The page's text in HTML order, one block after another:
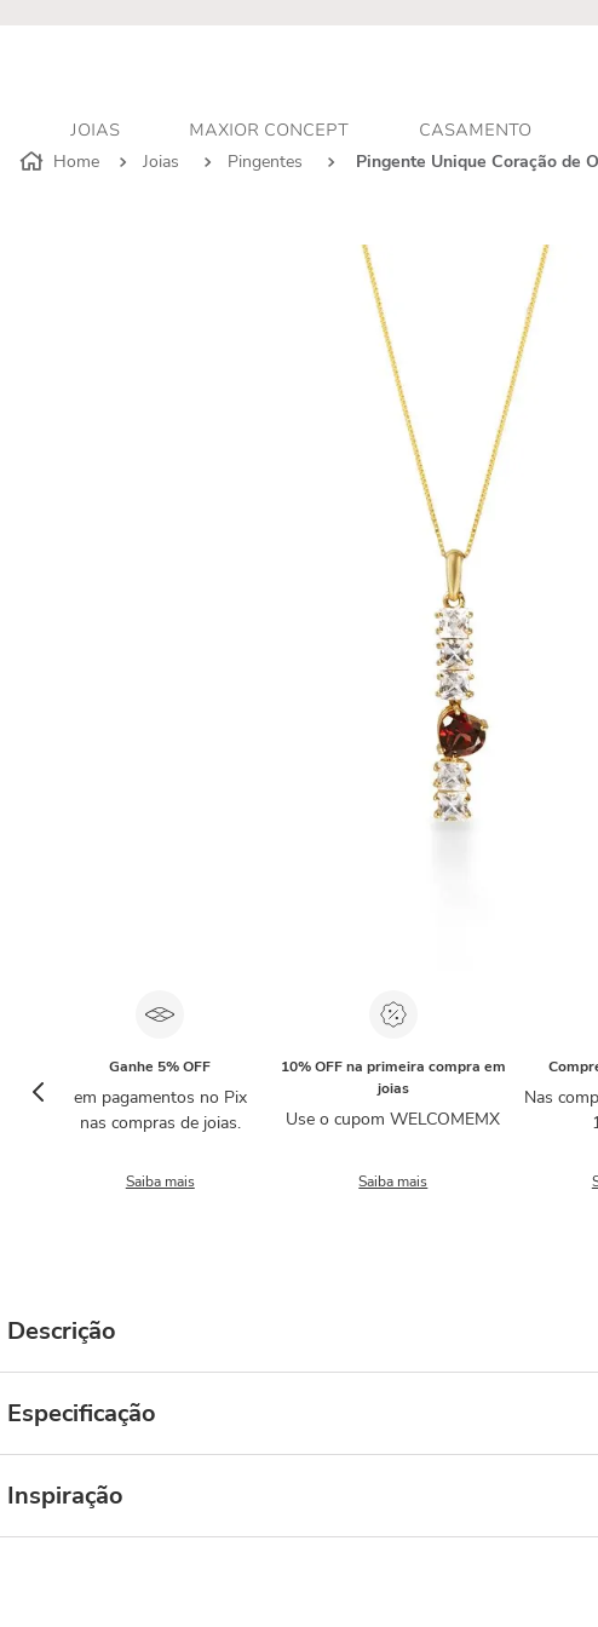
JOIAS MAXIOR CONCEPT CASAMENTO
Joias
Pingentes Pingente Unique Coração de
Ganhe 5% OFF
em pagamentos no Pix
nas compras de joias.
Saiba mais
10% OFF na primeira compra em
joias
Use o cupom WELCOMEMX
Saiba mais
Nas
Descrição
Especificação
Inspiração